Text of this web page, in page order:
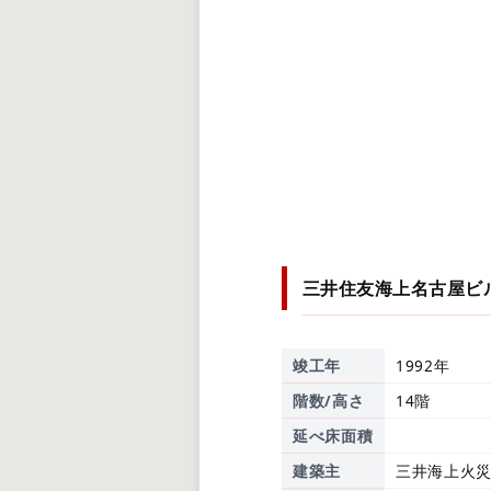
三井住友海上名古屋ビ
竣工年
1992年
階数/高さ
14階
延べ床面積
建築主
三井海上火